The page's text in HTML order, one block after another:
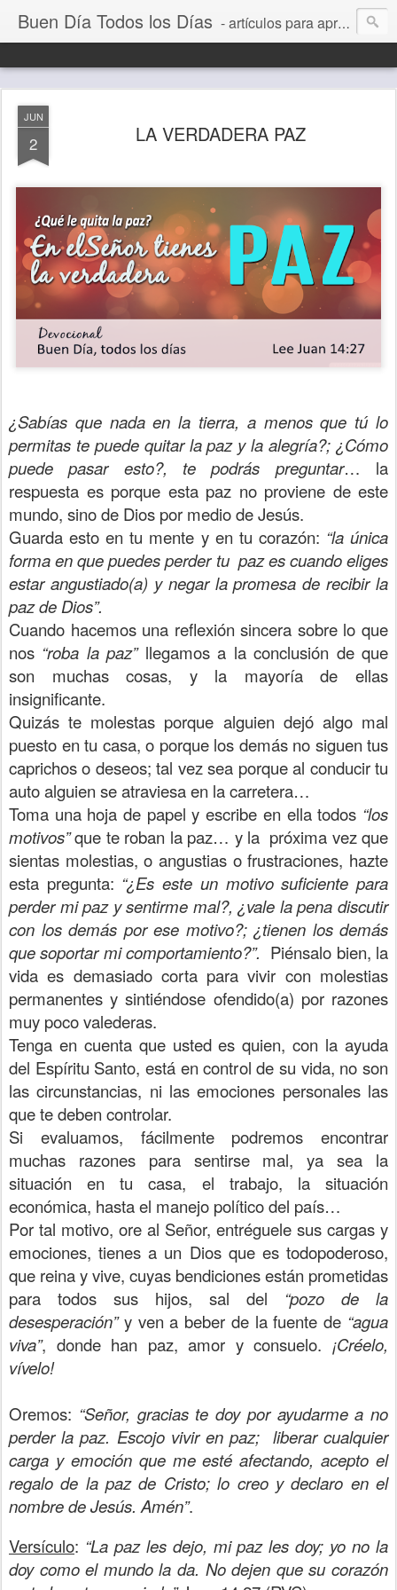
Buen Día Todos los Días - artículos para aprender a vivir mejor, un día a la vez. Por Juan C Quintero
JUN
2 LA VERDADERA PAZ
¿Sabías que nada en la tierra, a menos que tú lo
permitas te puede quitar la paz y la alegría?; ¿Cómo
puede pasar esto?, te podrás preguntar… la
respuesta es porque esta paz no proviene de este
mundo, sino de Dios por medio de Jesús.
Guarda esto en tu mente y en tu corazón: “la única
forma en que puedes perder tu paz es cuando eliges
estar angustiado(a) y negar la promesa de recibir la
paz de Dios”.
Cuando hacemos una reflexión sincera sobre lo que
nos “roba la paz”llegamos a la conclusión de que
son muchas cosas, y la mayoría de ellas
insignificante.
Quizás te molestas porque alguien dejó algo mal
puesto en tu casa, o porque los demás no siguen tus
caprichos o deseos; tal vez sea porque al conducir tu
auto alguien se atraviesa en la carretera…
Toma una hoja de papel y escribe en ella todos “los
motivos”que te roban la paz… y la próxima vez que
sientas molestias, o angustias o frustraciones, hazte
esta pregunta: “¿Es este un motivo suficiente para
perder mi paz y sentirme mal?, ¿vale la pena discutir
con los demás por ese motivo?; ¿tienen los demás
que soportar mi comportamiento?”. Piénsalo bien, la
vida es demasiado corta para vivir con molestias
permanentes y sintiéndose ofendido(a) por razones
muy poco valederas.
Tenga en cuenta que usted es quien, con la ayuda
del Espíritu Santo, está en control de su vida, no son
las circunstancias, ni las emociones personales las
que te deben controlar.
Si evaluamos, fácilmente podremos encontrar
muchas razones para sentirse mal, ya sea la
situación en tu casa, el trabajo, la situación
económica, hasta el manejo político del país…
Por tal motivo, ore al Señor, entréguele sus cargas y
emociones, tienes a un Dios que es todopoderoso,
que reina y vive, cuyas bendiciones están prometidas
para todos sus hijos, sal del “pozo de la
desesperación”y ven a beber de la fuente de “agua
viva”, donde han paz, amor y consuelo. ¡Créelo,
vívelo!
Oremos: “Señor, gracias te doy por ayudarme a no
perder la paz. Escojo vivir en paz; liberar cualquier
carga y emoción que me esté afectando, acepto el
regalo de la paz de Cristo; lo creo y declaro en el
nombre de Jesús. Amén”.
Versículo: “La paz les dejo, mi paz les doy; yo no la
doy como el mundo la da. No dejen que su corazón